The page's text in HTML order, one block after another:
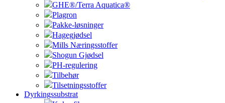
GHE®/Terra Aquatica®
Plagron
Pakke-løsninger
Hagegjødsel
Mills Næringsstoffer
Shogun Gjødsel
PH-regulering
Tilbehør
Tilsetningsstoffer
Dyrkingssubstrat